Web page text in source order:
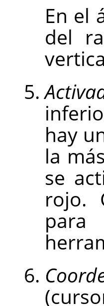
En el
del
hay
la
se
rojo.
para